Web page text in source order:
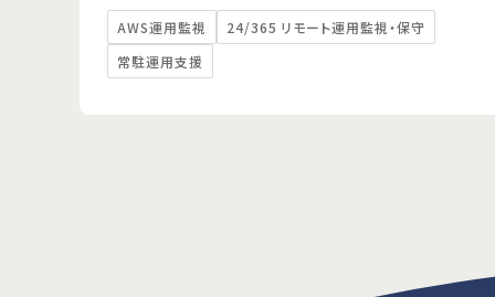
AWS運用監視
24/365 リモート運用監視・保守
常駐運用支援